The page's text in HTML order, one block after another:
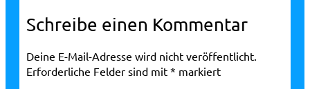
Schreibe einen Kommentar
Deine E-Mail-Adresse wird nicht veröffentlicht.
Erforderliche Felder sind mit * markiert